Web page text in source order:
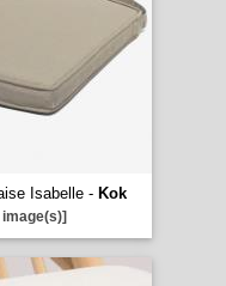
Isabelle - Kok
image(s)]